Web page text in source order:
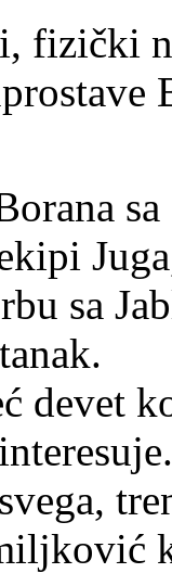
fizički
sa
devet